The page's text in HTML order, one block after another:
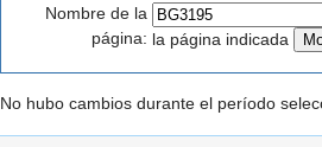
Nombre de la
página: la página indicada
No hubo cambios durante el período